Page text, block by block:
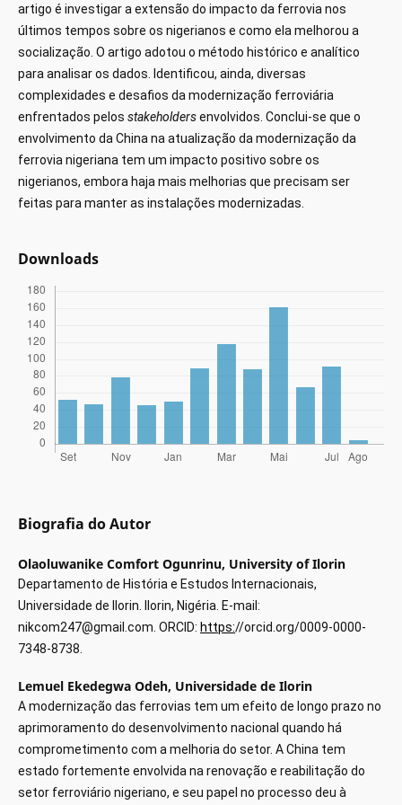
artigo é investigar a extensão do impacto da ferrovia nos
últimos tempos sobre os nigerianos e como ela melhorou a
socialização. O artigo adotou o método histórico e analítico
para analisar os dados. Identificou, ainda, diversas
complexidades e desafios da modernização ferroviária
enfrentados pelos stakeholdersenvolvidos. Conclui-se que o
envolvimento da China na atualização da modernização da
ferrovia nigeriana tem um impacto positivo sobre os
nigerianos, embora haja mais melhorias que precisam ser
feitas para manter as instalações modernizadas.
Downloads
Biografia do Autor
Olaoluwanike Comfort Ogunrinu, University of Ilorin
Departamento de História e Estudos Internacionais,
Universidade de Ilorin. Ilorin, Nigéria. E-mail:
nikcom247@gmail.com. ORCID: https://orcid.org/0009-0000-
7348-8738.
Lemuel Ekedegwa Odeh, Universidade de Ilorin
A modernização das ferrovias tem um efeito de longo prazo no
aprimoramento do desenvolvimento nacional quando há
comprometimento com a melhoria do setor. A China tem
estado fortemente envolvida na renovação e reabilitação do
setor ferroviário nigeriano, e seu papel no processo deu à